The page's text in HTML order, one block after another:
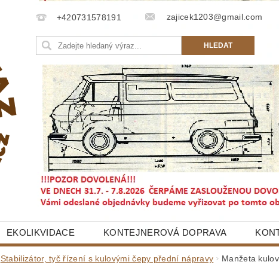
+420731578191 zajicek1203@gmail.com
EKOLIKVIDACE KONTEJNEROVÁ DOPRAVA
Stabilizátor, tyč řízení s kulovými čepy přední nápravy Manžeta